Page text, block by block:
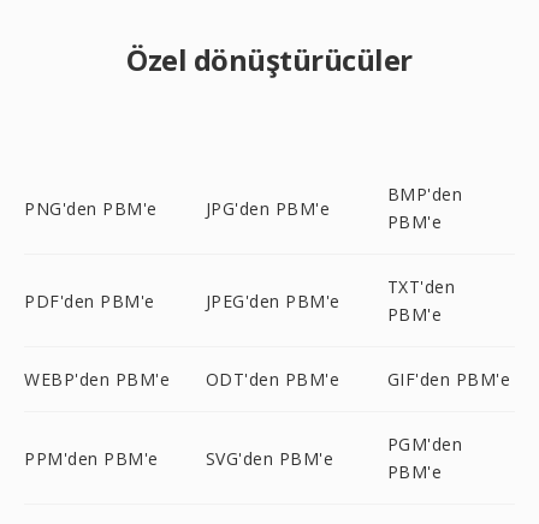
Özel dönüştürücüler
PNG'den PBM'e JPG'den PBM'e
BMP'den
PBM'e
PDF'den PBM'e JPEG'den PBM'e
TXT'den
PBM'e
WEBP'den PBM'e ODT'den PBM'e GIF'den PBM'e
PPM'den PBM'e SVG'den PBM'e
PGM'den
PBM'e